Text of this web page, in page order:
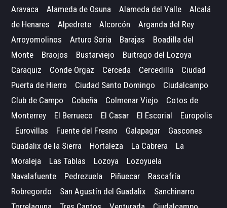
Aravaca
Alameda de Osuna Alameda del Valle
Alcalá
de Henares
Alpedrete Alcorcón
Arganda del Rey
Arroyomolinos
Arturo Soria Barajas
Boadilla del
Monte
Braojos Bustarviejo
Buitrago del Lozoya
Caraquiz
Conde Orgaz Cerceda Cercedilla
Ciudad
Puerta de Hierro
Ciudad Santo Domingo
Ciudalcampo
Club de Campo
Cobeña Colmenar Viejo
Cotos de
Monterrey
El Berrueco El Casar El Escorial
Europolis
Eurovillas
Fuente del Fresno Galapagar
Gascones
Guadalix de la Sierra
Hortaleza La Cabrera
La
Moraleja
Las Tablas Lozoya
Lozoyuela
Navalafuente
Pedrezuela Piñuecar
Rascafría
Robregordo
San Agustín del Guadalix
Sanchinarro